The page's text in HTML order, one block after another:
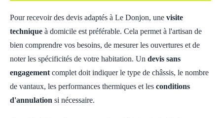
Pour recevoir des devis adaptés à Le Donjon, une visite
technique à domicile est préférable. Cela permet à l'artisan de
bien comprendre vos besoins, de mesurer les ouvertures et de
noter les spécificités de votre habitation. Un devis sans
engagement complet doit indiquer le type de châssis, le nombre
de vantaux, les performances thermiques et les conditions
d'annulation si nécessaire.